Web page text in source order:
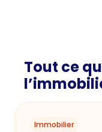
Tout ce
Immobilier